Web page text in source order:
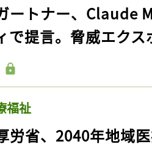
ートナー、Claude
で提言。脅威エク
福祉
労省、2040年地域